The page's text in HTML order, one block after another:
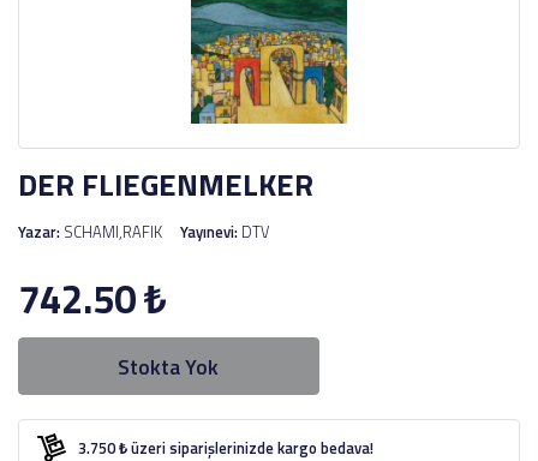
DER FLIEGENMELKER
Yazar: SCHAMI,RAFIK Yayınevi: DTV
742.50₺
Stokta Yok
3.750 ₺ üzeri siparişlerinizde kargo bedava!